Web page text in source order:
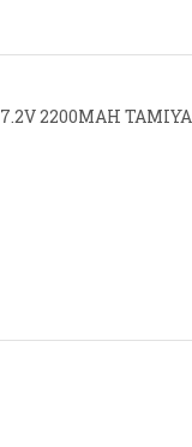
2200MAH TAMIYA